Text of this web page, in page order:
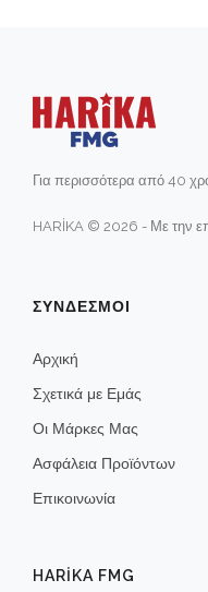
Για περισσότερα από 40
HARİKA © 2026 - Με την
ΣΥΝΔΕΣΜΟΙ
Αρχική
Σχετικά με Εμάς
Οι Μάρκες Μας
Ασφάλεια Προϊόντων
Επικοινωνία
HARIKA FMG